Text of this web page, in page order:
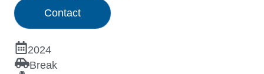
Contact
2024
Break